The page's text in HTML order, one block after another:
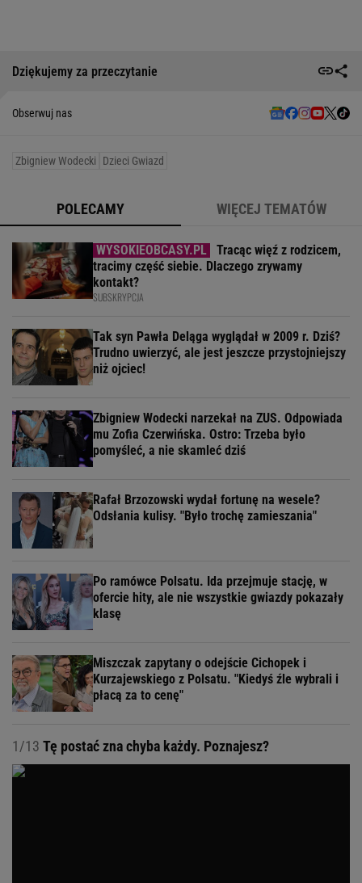
Dziękujemy za przeczytanie
Obserwuj nas
Zbigniew Wodecki Dzieci Gwiazd
POLECAMY WIĘCEJ TEMATÓW
Tracąc więź z rodzicem,
tracimy część siebie. Dlaczego zrywamy
kontakt?
SUBSKRYPCJA
Tak syn Pawła Deląga wyglądał w 2009 r. Dziś?
Trudno uwierzyć, ale jest jeszcze przystojniejszy
niż ojciec!
Zbigniew Wodecki narzekał na ZUS. Odpowiada
mu Zofia Czerwińska. Ostro: Trzeba było
pomyśleć, a nie skamleć dziś
Rafał Brzozowski wydał fortunę na wesele?
Odsłania kulisy. "Było trochę zamieszania"
Po ramówce Polsatu. Ida przejmuje stację, w
ofercie hity, ale nie wszystkie gwiazdy pokazały
klasę
Miszczak zapytany o odejście Cichopek i
Kurzajewskiego z Polsatu. "Kiedyś źle wybrali i
płacą za to cenę"
1/13 Tę postać zna chyba każdy. Poznajesz?